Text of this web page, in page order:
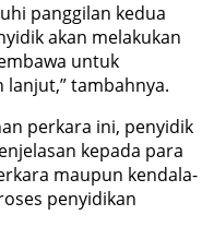
panggilan kedua
akan melakukan
untuk
tambahnya.
perkara ini, penyidik
kepada para
maupun kendala-
penyidikan